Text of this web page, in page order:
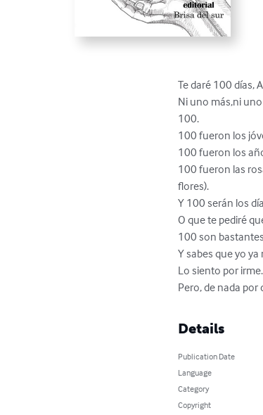
Te daré 100 días,
Ni uno más,ni
100.
100 fueron los
100 fueron los
100 fueron las
flores).
Y 100 serán los
O que te pediré
100 son
Y sabes que yo
Lo siento por irme.
Pero, de nada
Details
Publication Date
Language
Category
Copyright